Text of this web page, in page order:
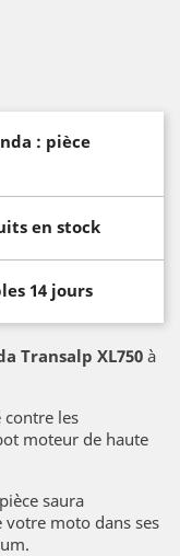
: pièce
en stock
14 jours
Transalp XL750à
les
moteur de haute
saura
moto dans ses